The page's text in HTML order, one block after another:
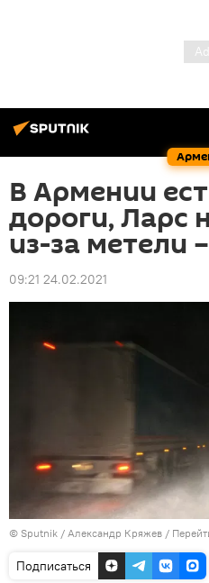
В Армении
дороги, Ларс
из-за метели
09:21 24.02.2021
© Sputnik / Александр Кряжев /
Подписаться